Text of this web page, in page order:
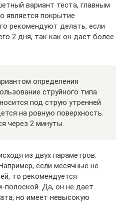
вариант теста, главным
является покрытие
рекомендуют делать, если
2 дня, так как он дает более
определения
струйного типа
под струю утренней
на ровную поверхность.
через 2 минуты.
из двух параметров:
если месячные не
то рекомендуется
полоской. Да, он не дает
но имеет невысокую